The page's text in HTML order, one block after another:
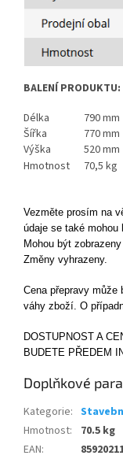
BALENÍ PRODUKTU:
Délka
790 mm
Šířka
770 mm
Výška
520 mm
Hmotnost
70,5 kg
Vezměte prosím na
údaje se také mohou
Mohou být
Změny vyhrazeny.
Cena přepravy může
váhy zboží. O
DOSTUPNOST A
BUDETE PŘEDEM
Doplňkové
Kategorie:
Hmotnost:
70.5 kg
EAN: